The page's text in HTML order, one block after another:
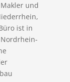
und
ist in